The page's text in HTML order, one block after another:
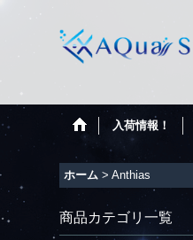
入荷情報！
ホーム > Anthias
商品カテゴリ一覧